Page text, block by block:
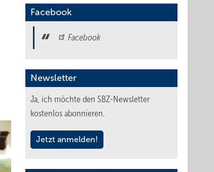
Facebook
Facebook
Newsletter
Ja, ich möchte den SBZ-Newsletter
kostenlos abonnieren.
Jetzt anmelden!